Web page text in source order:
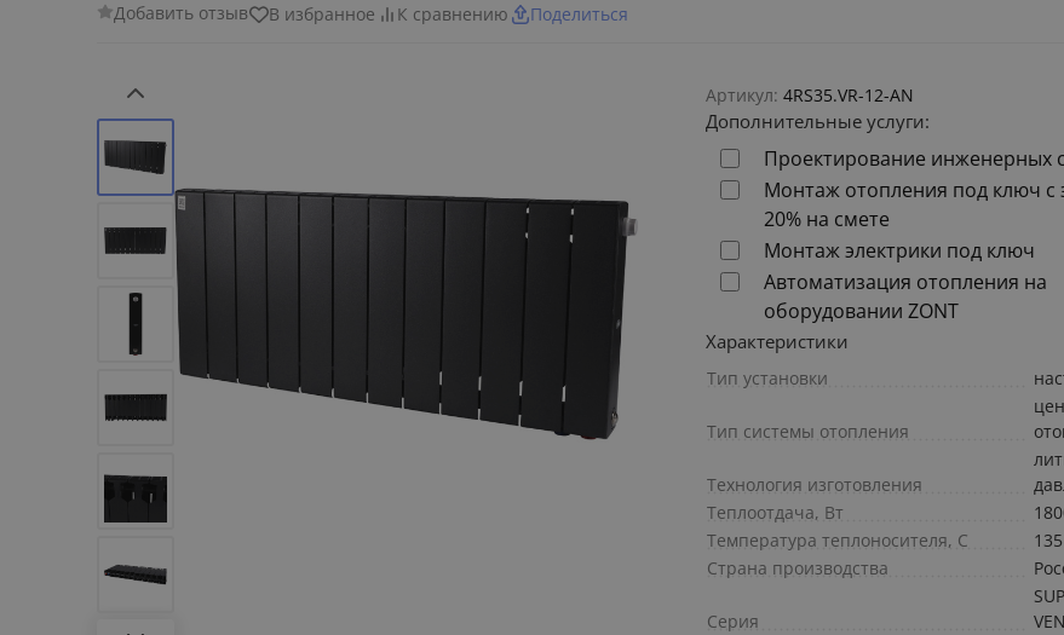
Добавить отзыв В избранное К сравнению Поделиться
Артикул: 4RS35.VR-12-AN
Дополнительные услуги:
Проектирование инженерных
Монтаж отопления под ключ с
20% на смете
Монтаж электрики под ключ
Автоматизация отопления на
оборудовании ZONT
Характеристики
Тип установки
Тип системы отопления
Технология изготовления
Теплоотдача, Вт
Температура теплоносителя, С
135
Страна производства
Серия